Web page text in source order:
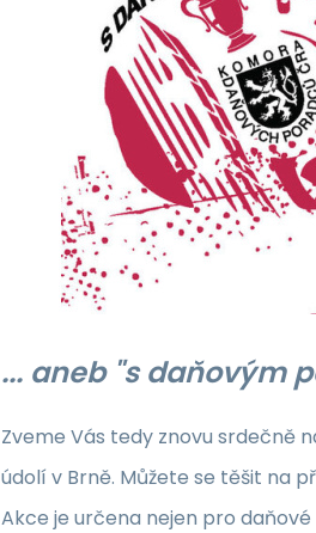
... aneb "s daňovým
Zveme Vás tedy znovu srdečně
údolí v Brně. Můžete se těšit na
Akce je určena nejen pro